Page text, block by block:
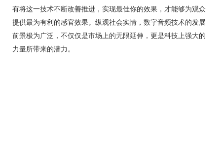
有将这一技术不断改善推进，实现最佳你的效果，才能够为观众
提供最为有利的感官效果。纵观社会实情，数字音频技术的发展
前景极为广泛，不仅仅是市场上的无限延伸，更是科技上强大的
力量所带来的潜力。